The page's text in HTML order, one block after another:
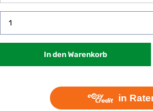
Produkt Anzahl: Gib den
In den Warenkorb